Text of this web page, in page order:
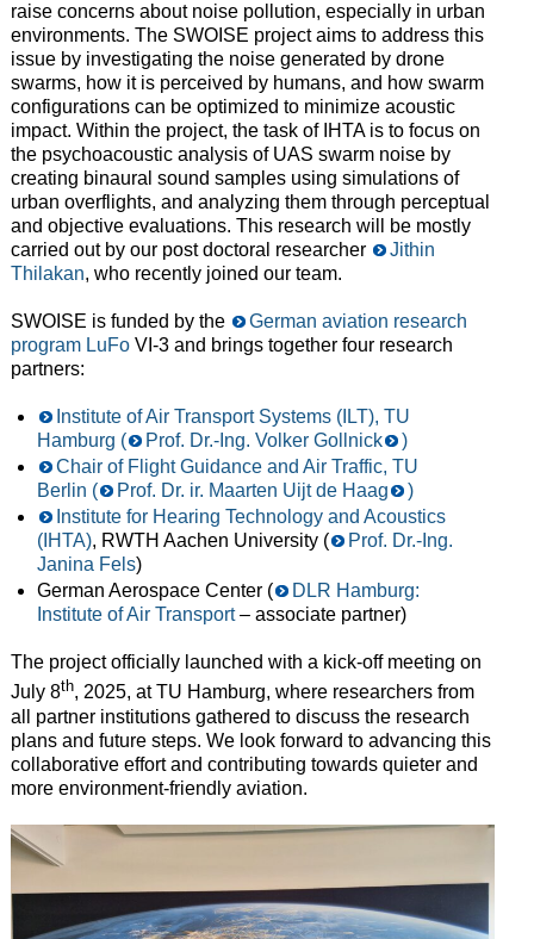
raise concerns about noise pollution, especially in urban
environments. The SWOISE project aims to address this
issue by investigating the noise generated by drone
swarms, how it is perceived by humans, and how swarm
configurations can be optimized to minimize acoustic
impact. Within the project, the task of IHTA is to focus on
the psychoacoustic analysis of UAS swarm noise by
creating binaural sound samples using simulations of
urban overflights, and analyzing them through perceptual
and objective evaluations. This research will be mostly
carried out by our post doctoral researcher
Jithin
Thilakan, who recently joined our team.
SWOISE is funded by the
German aviation research
program LuFoVI-3 and brings together four research
partners:
Institute of Air Transport Systems (ILT), TU
Hamburg (
Prof. Dr.-Ing. Volker Gollnick
)
Chair of Flight Guidance and Air Traffic, TU
Berlin (
Prof. Dr. ir. Maarten Uijt de Haag
)
Institute for Hearing Technology and Acoustics
(IHTA), RWTH Aachen University (
Prof. Dr.-Ing.
Janina Fels)
German Aerospace Center (
DLR Hamburg:
Institute of Air Transport– associate partner)
The project officially launched with a kick-off meeting on
July 8th, 2025, at TU Hamburg, where researchers from
all partner institutions gathered to discuss the research
plans and future steps. We look forward to advancing this
collaborative effort and contributing towards quieter and
more environment-friendly aviation.